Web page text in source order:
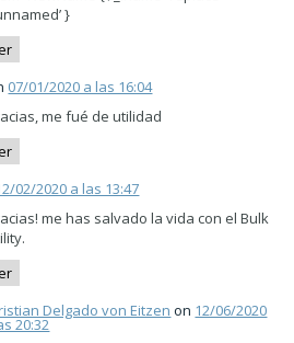
}
07/01/2020 a las 16:04
me fué de utilidad
02/2020 a las 13:47
me has salvado la vida con el Bulk
Delgado von Eitzen on 12/06/2020
20:32